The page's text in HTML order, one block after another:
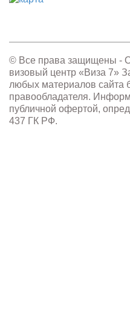
© Все права защищены -
визовый центр «Виза 7»
любых материалов сайта
правообладателя.
публичной офертой,
437 ГК РФ.